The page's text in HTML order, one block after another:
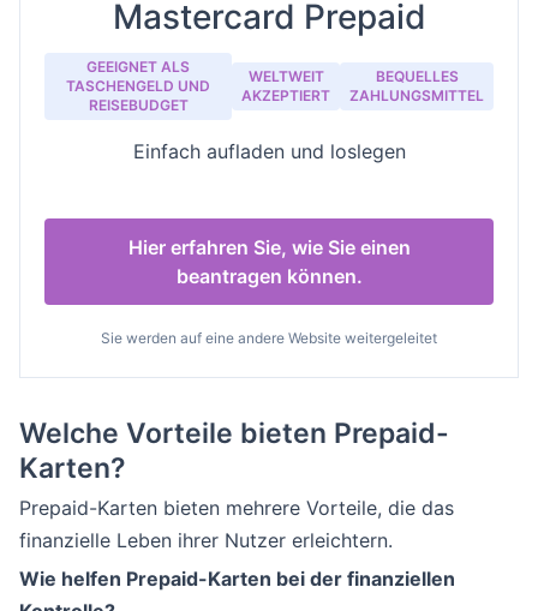
Mastercard Prepaid
GEEIGNET ALS
TASCHENGELD UND
REISEBUDGET
WELTWEIT
AKZEPTIERT
BEQUELLES
ZAHLUNGSMITTEL
Einfach aufladen und loslegen
Hier erfahren Sie, wie Sie einen
beantragen können.
Sie werden auf eine andere Website weitergeleitet
Welche Vorteile bieten Prepaid-
Karten?
Prepaid-Karten bieten mehrere Vorteile, die das
finanzielle Leben ihrer Nutzer erleichtern.
Wie helfen Prepaid-Karten bei der finanziellen